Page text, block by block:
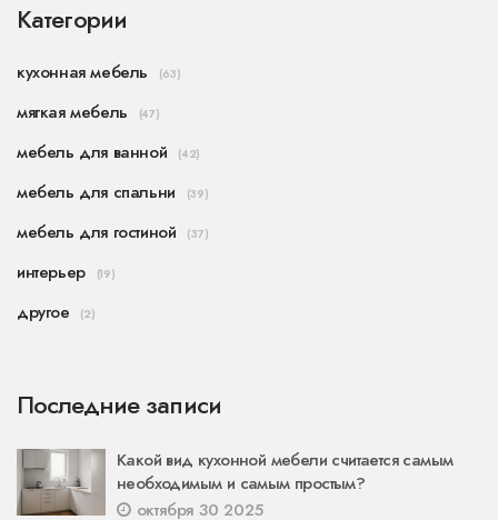
Категории
кухонная мебель (63)
мягкая мебель (47)
мебель для ванной (42)
мебель для спальни (39)
мебель для гостиной (37)
интерьер (19)
другое (2)
Последние записи
Какой вид кухонной мебели считается самым
необходимым и самым простым?
октября 30 2025